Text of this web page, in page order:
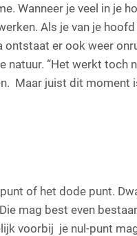
Wanneer je veel in je
Als je van je
ontstaat er ook weer
“Het werkt toch
Maar juist dit moment
of het dode punt.
mag best even
voorbij je nul-punt